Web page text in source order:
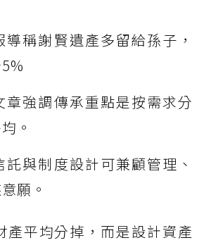
導稱謝賢遺產多留給孫子，
章強調傳承重點是按需求分
。
託與制度設計可兼顧管理、
願。
產平均分掉，而是設計資產